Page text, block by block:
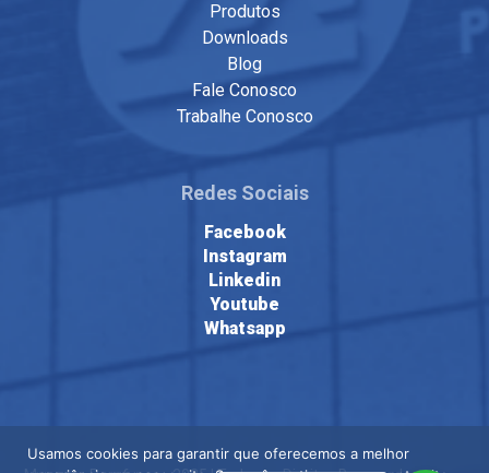
Produtos
Downloads
Blog
Fale Conosco
Trabalhe Conosco
Redes Sociais
Facebook
Instagram
Linkedin
Youtube
Whatsapp
Usamos cookies para garantir que oferecemos a melhor